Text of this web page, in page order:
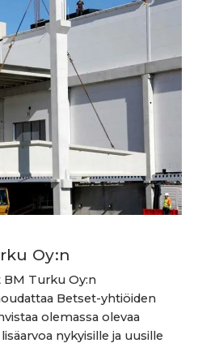
Oy:n
Turku Oy:n
Betset-yhtiöiden
olemassa olevaa
nykyisille ja uusille